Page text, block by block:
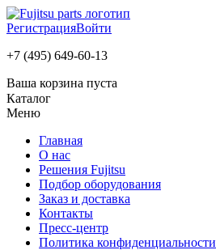
РегистрацияВойти
+7 (495) 649-60-13
Ваша корзина пуста
Каталог
Меню
Главная
О нас
Решения Fujitsu
Подбор оборудования
Заказ и доставка
Контакты
Пресс-центр
Политика конфиденциальности